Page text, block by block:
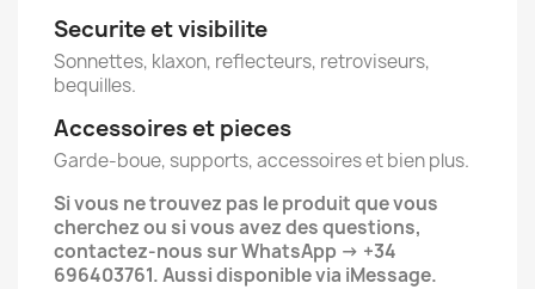
Securite et visibilite
Sonnettes, klaxon, reflecteurs, retroviseurs,
bequilles.
Accessoires et pieces
Garde-boue, supports, accessoires et bien plus.
Si vous ne trouvez pas le produit que vous
cherchez ou si vous avez des questions,
contactez-nous sur WhatsApp -> +34
696403761. Aussi disponible via iMessage.